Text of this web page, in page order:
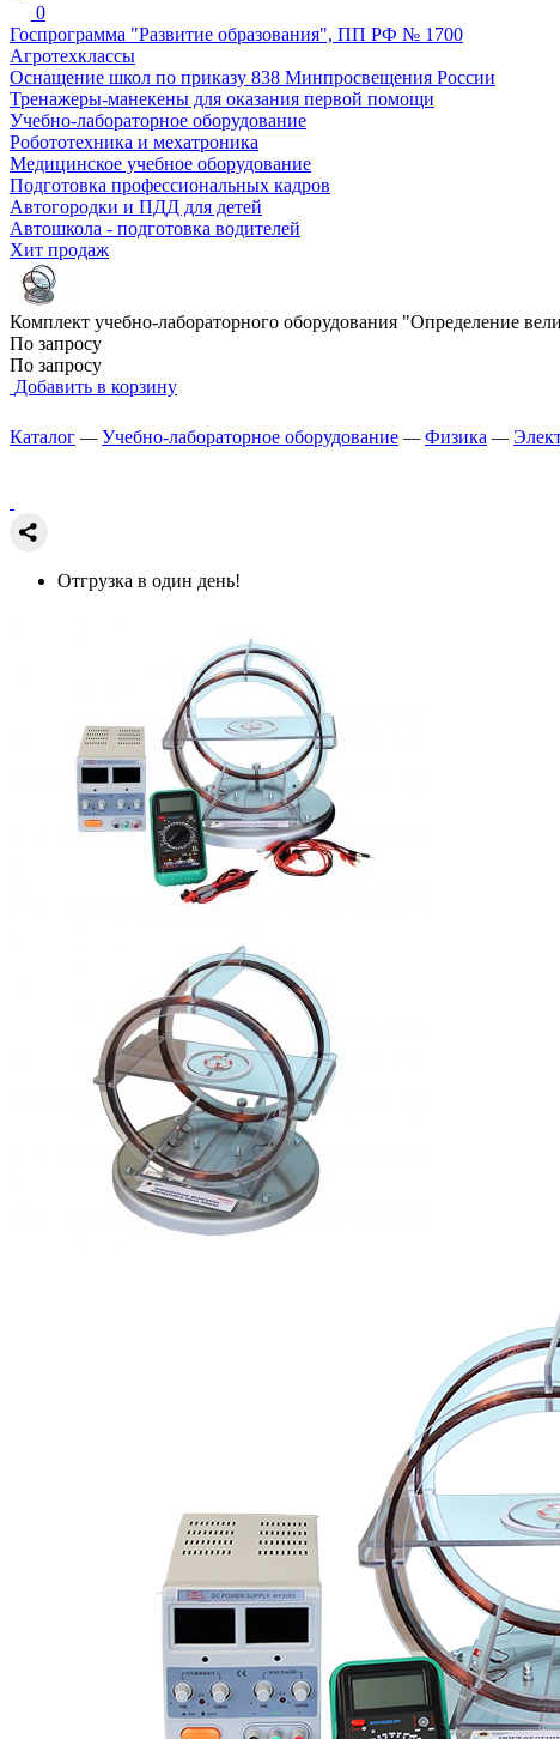
0
Госпрограмма "Развитие образования", ПП РФ № 1700
Агротехклассы
Оснащение школ по приказу 838 Минпросвещения России
Тренажеры-манекены для оказания первой помощи
Учебно-лабораторное оборудование
Робототехника и мехатроника
Медицинское учебное оборудование
Подготовка профессиональных кадров
Автогородки и ПДД для детей
Автошкола - подготовка водителей
Хит продаж
Комплект учебно-лабораторного оборудования "Определение
По запросу
По запросу
Добавить в корзину
Каталог —Учебно-лабораторное оборудование —Физика —
Отгрузка в один день!